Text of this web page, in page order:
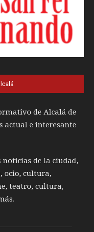
de Alcalá de
actual e interesante
de la ciudad,
ocio, cultura,
teatro, cultura,